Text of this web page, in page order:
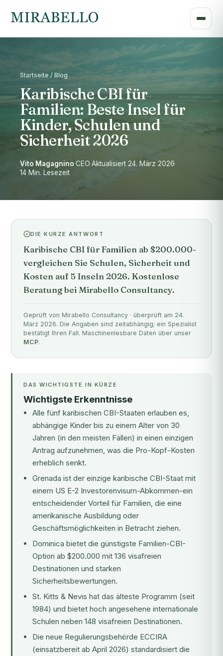
Startseite / Blog
Karibische CBI für
Familien: Beste Insel für
Kinder, Schulen und
Sicherheit 2026
Vito Magagnino·CEO·Aktualisiert 24. März 2026·
14 Min. Lesezeit
DIE KURZE ANTWORT
Karibische CBI für Familien ab $200.000-
vergleichen Sie Schulen, Sicherheit und
Kosten auf 5 Inseln 2026. Kostenlose
Beratung bei Mirabello Consultancy.
Geprüft von Mirabello Consultancy · überprüft am 24.
März 2026. Die Angaben sind zeitabhängig; ein Spezialist
bestätigt Ihren Fall. Maschinenlesbare Daten über unser
MCP.
DAS WICHTIGSTE IN KÜRZE
Wichtigste Erkenntnisse
Alle fünf karibischen CBI-Staaten erlauben es,
abhängige Kinder bis zu einem Alter von 30
Jahren (in den meisten Fällen) in einen einzigen
Antrag aufzunehmen, was die Pro-Kopf-Kosten
erheblich senkt.
Grenada ist der einzige karibische CBI-Staat mit
einem US E-2 Investorenvisum-Abkommen-ein
entscheidender Vorteil für Familien, die eine
amerikanische Ausbildung oder
Geschäftsmöglichkeiten in Betracht ziehen.
Dominica bietet die günstigste Familien-CBI-
Option ab $200.000 mit 136 visafreien
Destinationen und starken
Sicherheitsbewertungen.
St. Kitts & Nevis hat das älteste Programm (seit
1984) und bietet hoch angesehene internationale
Schulen neben 148 visafreien Destinationen.
Die neue Regulierungsbehörde ECCIRA
(einsatzbereit ab April 2026) standardisiert die